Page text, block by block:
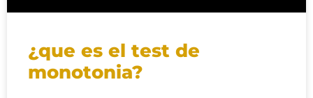
¿que es el test de
monotonia?